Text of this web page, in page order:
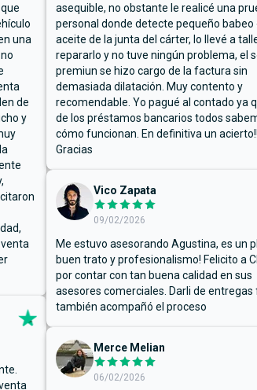
una
de
y
asequible, no obstante le realicé una
personal donde detecte pequeño babeo
aceite de la junta del cárter, lo llevé a
repararlo y no tuve ningún problema, el
premiun se hizo cargo de la factura sin
demasiada dilatación. Muy contento y
recomendable. Yo pagué al contado ya
de los préstamos bancarios todos
cómo funcionan. En definitiva un
Gracias
Vico Zapata
09/02/2026
Me estuvo asesorando Agustina, es un
buen trato y profesionalismo! Felicito a
por contar con tan buena calidad en sus
asesores comerciales. Darli de entregas
también acompañó el proceso
Merce Melian
06/02/2026